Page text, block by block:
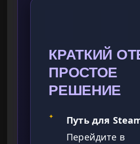
КРАТКИЙ
ПРОСТОЕ
РЕШЕНИЕ
✦
Путь для
Перейдите в